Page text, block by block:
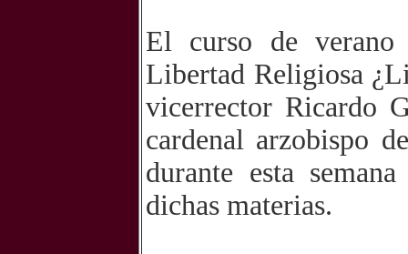
El curso de
Libertad Religiosa
vicerrector Ricardo
cardenal arzobispo
durante esta
dichas materias.